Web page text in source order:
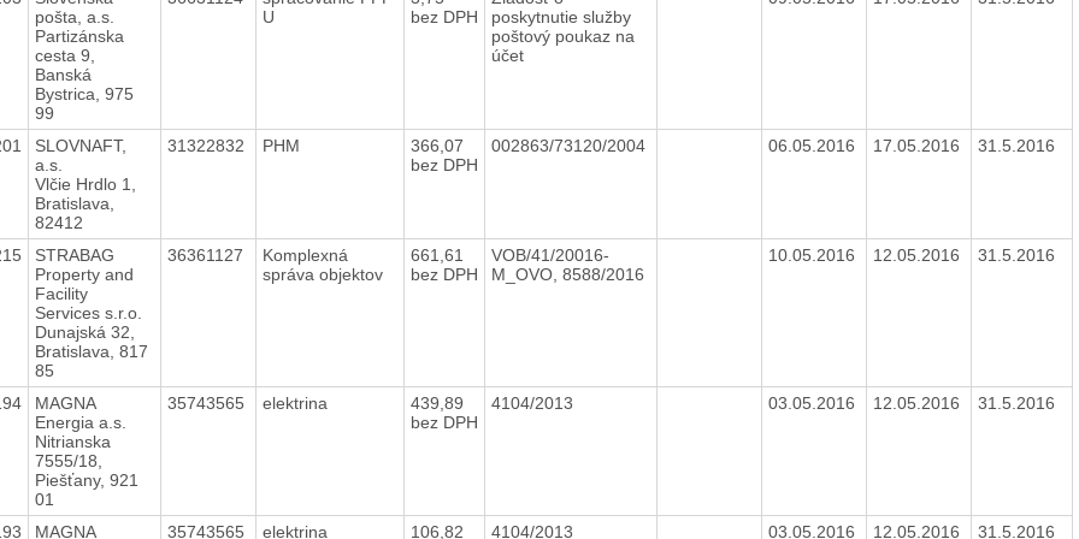
pošta, a.s.
Partizánska
cesta 9,
Banská
Bystrica, 975
99
U
bez DPH
poskytnutie služby
poštový poukaz na
účet
SLOVNAFT,
a.s.
Vlčie Hrdlo 1,
Bratislava,
82412
31322832 PHM
366,07
bez DPH
002863/73120/2004 06.05.2016 17.05.2016 31.5.2016
STRABAG
Property and
Facility
Services s.r.o.
Dunajská 32,
Bratislava, 817
85
36361127
Komplexná
správa objektov
661,61
bez DPH
VOB/41/20016-
M_OVO, 8588/2016
10.05.2016 12.05.2016 31.5.2016
MAGNA
Energia a.s.
Nitrianska
7555/18,
Piešťany, 921
01
35743565 elektrina
439,89
bez DPH
4104/2013 03.05.2016 12.05.2016 31.5.2016
MAGNA 35743565 elektrina 106,82 4104/2013 03.05.2016 12.05.2016 31.5.2016